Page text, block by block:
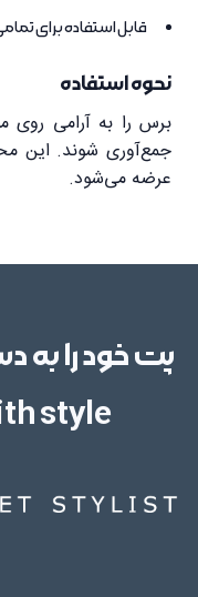
قابل استفاده برای
نحوه استفاده
برس را به آرامی روی
جمع‌آوری شوند. این
عرضه می‌شود.
پت خود را به
style